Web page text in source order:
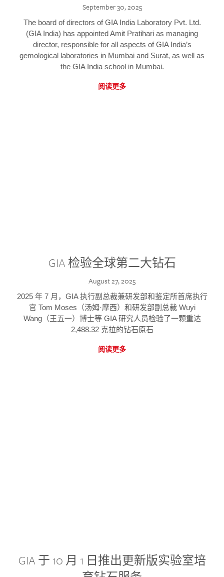
September 30, 2025
The board of directors of GIA India Laboratory Pvt. Ltd.
(GIA India) has appointed Amit Pratihari as managing
director, responsible for all aspects of GIA India’s
gemological laboratories in Mumbai and Surat, as well as
the GIA India school in Mumbai.
阅读更多
GIA 检验全球第二大钻石
August 27, 2025
2025 年 7 月，GIA 执行副总裁兼研发部和鉴定所首席执行
官 Tom Moses（汤姆·摩西）和研发部副总裁 Wuyi
Wang（王五一）博士等 GIA 研究人员检验了一颗重达
2,488.32 克拉的钻石原石
阅读更多
GIA 于 10 月 1 日推出更新版实验室培